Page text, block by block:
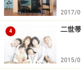
いては、設備機器
いますので、しっ
では次にアイラン
程度の広さがあれ
2017/
4 二世
2015/